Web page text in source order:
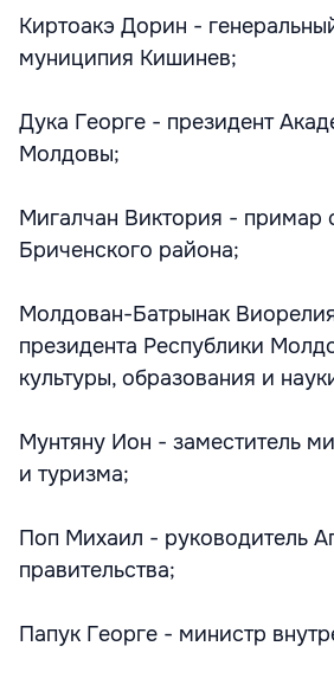
Киртоакэ Дорин -
муниципия Кишинев;
Дука Георге - президент
Молдовы;
Мигалчан Виктория - примар
Бриченского района;
Молдован-Батрынак
президента Республики
культуры, образования и
Мунтяну Ион - заместитель
и туризма;
Поп Михаил - руководитель
правительства;
Папук Георге - министр